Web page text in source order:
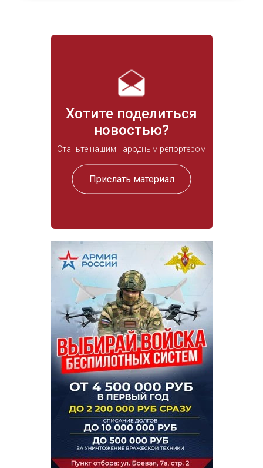
Хотите поделиться
новостью?
Станьте нашим народным репортером
Прислать материал